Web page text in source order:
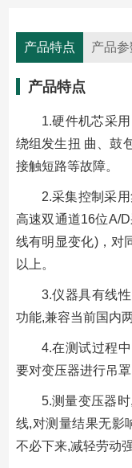
产品特点 产品参
产品特点
1.硬件机芯采
绕组发生扭 曲、鼓
接触短路等故障。
2.采集控制采
高速双通道16位A/
线有明显变化)，对
以上。
3.仪器具有线
功能,兼容当前国内
4.在测试过程
要对变压器进行吊
5.测量变压器
线,对测量结果无影
不必下来,减轻劳动强